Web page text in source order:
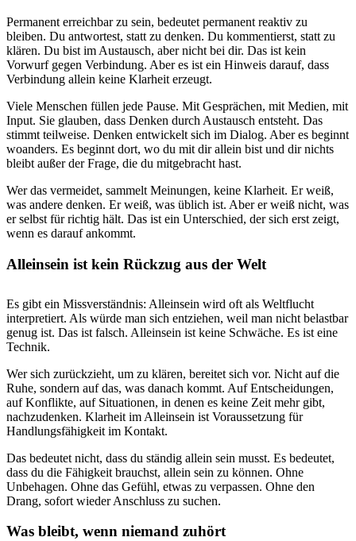
Permanent erreichbar zu sein, bedeutet permanent reaktiv zu
bleiben. Du antwortest, statt zu denken. Du kommentierst, statt zu
klären. Du bist im Austausch, aber nicht bei dir. Das ist kein
Vorwurf gegen Verbindung. Aber es ist ein Hinweis darauf, dass
Verbindung allein keine Klarheit erzeugt.
Viele Menschen füllen jede Pause. Mit Gesprächen, mit Medien, mit
Input. Sie glauben, dass Denken durch Austausch entsteht. Das
stimmt teilweise. Denken entwickelt sich im Dialog. Aber es beginnt
woanders. Es beginnt dort, wo du mit dir allein bist und dir nichts
bleibt außer der Frage, die du mitgebracht hast.
Wer das vermeidet, sammelt Meinungen, keine Klarheit. Er weiß,
was andere denken. Er weiß, was üblich ist. Aber er weiß nicht, was
er selbst für richtig hält. Das ist ein Unterschied, der sich erst zeigt,
wenn es darauf ankommt.
Alleinsein ist kein Rückzug aus der Welt
Es gibt ein Missverständnis: Alleinsein wird oft als Weltflucht
interpretiert. Als würde man sich entziehen, weil man nicht belastbar
genug ist. Das ist falsch. Alleinsein ist keine Schwäche. Es ist eine
Technik.
Wer sich zurückzieht, um zu klären, bereitet sich vor. Nicht auf die
Ruhe, sondern auf das, was danach kommt. Auf Entscheidungen,
auf Konflikte, auf Situationen, in denen es keine Zeit mehr gibt,
nachzudenken. Klarheit im Alleinsein ist Voraussetzung für
Handlungsfähigkeit im Kontakt.
Das bedeutet nicht, dass du ständig allein sein musst. Es bedeutet,
dass du die Fähigkeit brauchst, allein sein zu können. Ohne
Unbehagen. Ohne das Gefühl, etwas zu verpassen. Ohne den
Drang, sofort wieder Anschluss zu suchen.
Was bleibt, wenn niemand zuhört